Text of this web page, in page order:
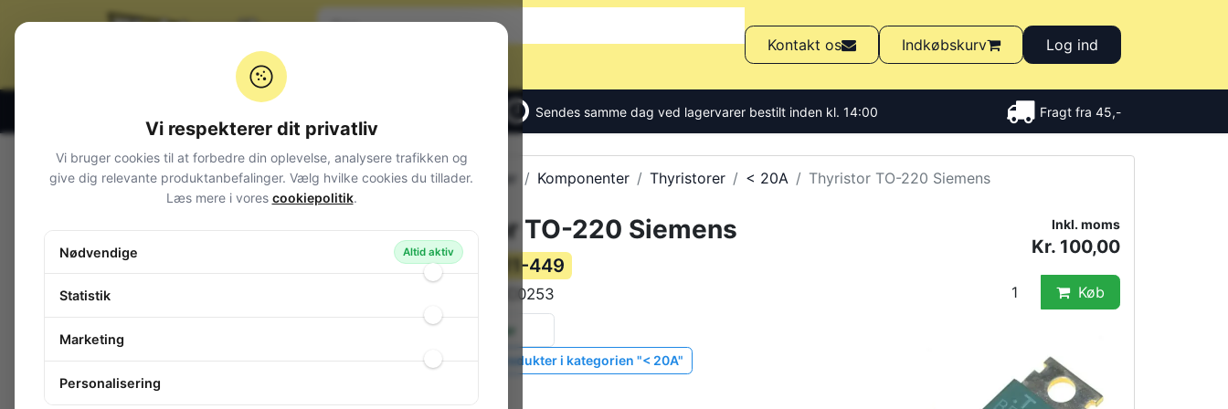
Kontakt os Indkøbskurv Log ind
Sendes samme dag ved lagervarer bestilt inden kl. 14:00 Fragt fra 45,-
Alle produkter Komponenter Thyristorer < 20A Thyristor TO-220 Siemens
Thyristor TO-220 Siemens
Varenummer: 111-449
BSTCC0253
3 stk.
på lager
Vis lignende produkter i kategorien "< 20A"
Inkl. moms
Kr. 100,00
Køb
Varegrupper
Audio
Computerudstyr
Vi respekterer dit privatliv
Vi bruger cookies til at forbedre din oplevelse, analysere trafikken og
give dig relevante produktanbefalinger. Vælg hvilke cookies du tillader.
Læs mere i vores cookiepolitik.
Nødvendige Altid aktiv
Statistik
Marketing
Personalisering